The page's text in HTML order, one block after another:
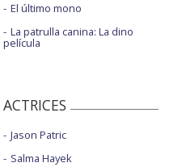
El último mono
La patrulla canina: La dino
película
Jason Patric
Salma Hayek